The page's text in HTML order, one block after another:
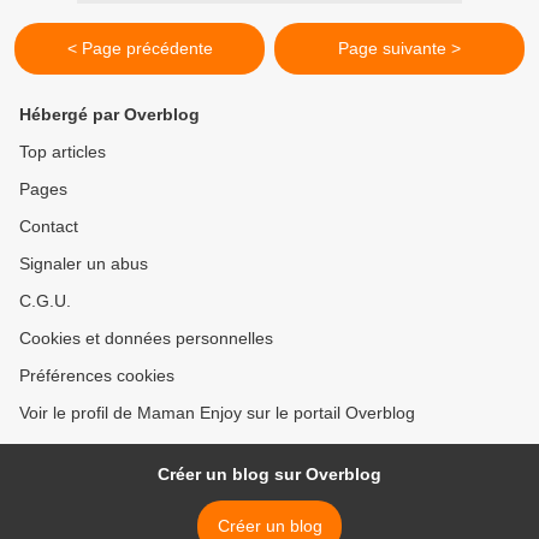
< Page précédente Page suivante >
Hébergé par Overblog
Top articles
Pages
Contact
Signaler un abus
C.G.U.
Cookies et données personnelles
Préférences cookies
Voir le profil de Maman Enjoy sur le portail Overblog
Créer un blog sur Overblog
Créer un blog